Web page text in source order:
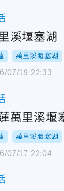
溪堰塞湖
萬里溪堰塞湖
07/19 22:33
萬里溪堰
萬里溪堰塞湖
07/17 22:04